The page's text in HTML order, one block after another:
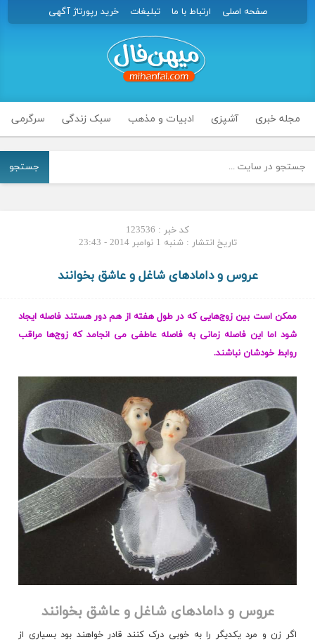
صفحه اصلی ارتباط با ما تبلیغات خرید رپورتاژ آگهی
مجله خبری آشپزی ادبیات و مذهب سبک زندگی سرگرمی
جستجو
کد خبر : 123536
تاریخ انتشار : شنبه 1 نوامبر 2014 - 23:43
عروس و دامادهای شاغل و عاشق بخوانند
ممکن است بین زوج‌هایی که در طول هفته از هم دور هستند فاصله ایجاد
شود اما این فاصله زمانی به فاصله عاطفی می انجامد که زوج‌ها مراقب
روابط خودشان نباشند.
عروس و دامادهای شاغل و عاشق بخوانند
اگر زن و مرد یکدیگر را به خوبی درک کنند قادر خواهند بود بسیاری از